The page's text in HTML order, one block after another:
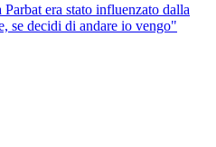
era stato influenzato dalla
se decidi di andare io vengo"